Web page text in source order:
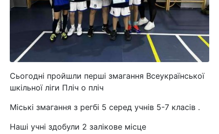
Сьогодні пройшли перші змагання Всеукраїнської
шкільної ліги Пліч о пліч
Міські змагання з регбі 5 серед учнів 5-7 класів .
Наші учні здобули 2 залікове місце